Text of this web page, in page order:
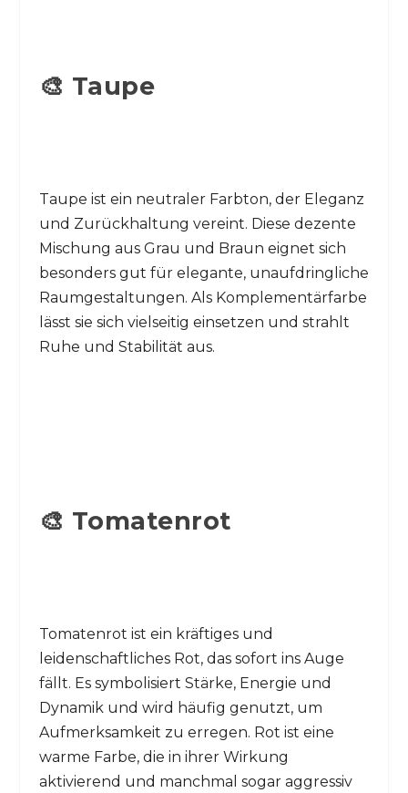
🎨 Taupe
Taupe ist ein neutraler Farbton, der Eleganz
und Zurückhaltung vereint. Diese dezente
Mischung aus Grau und Braun eignet sich
besonders gut für elegante, unaufdringliche
Raumgestaltungen. Als Komplementärfarbe
lässt sie sich vielseitig einsetzen und strahlt
Ruhe und Stabilität aus.
🎨 Tomatenrot
Tomatenrot ist ein kräftiges und
leidenschaftliches Rot, das sofort ins Auge
fällt. Es symbolisiert Stärke, Energie und
Dynamik und wird häufig genutzt, um
Aufmerksamkeit zu erregen. Rot ist eine
warme Farbe, die in ihrer Wirkung
aktivierend und manchmal sogar aggressiv